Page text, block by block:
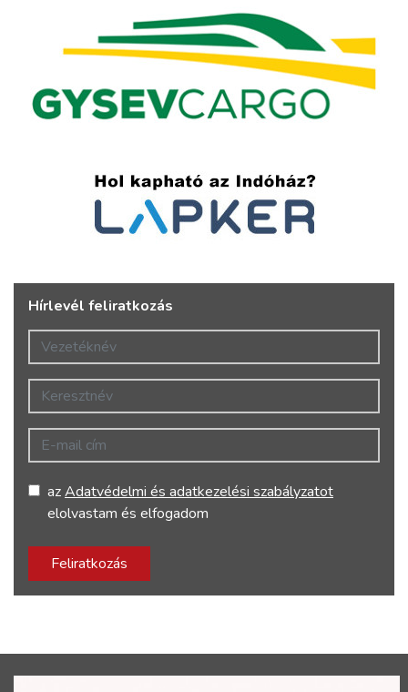
Hírlevél feliratkozás
Vezetéknév
Keresztnév
E-mail cím
azAdatvédelmi és adatkezelési szabályzatot
elolvastam és elfogadom
Feliratkozás